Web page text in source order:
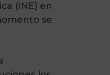
(INE) en
se